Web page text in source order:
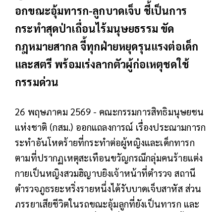
อกขณะอุ้มทารก-ลูกบาดเจ็บ ชี้เป็นการ
กระทำสุดป่าเถื่อนไร้มนุษยธรรม ขัด
กฎหมายสากล จี้ทุกฝ่ายหยุดรุนแรงต่อเด็ก
และสตรี พร้อมเร่งลากตัวผู้ก่อเหตุชดใช้
กรรมด่วน
26 พฤษภาคม 2569 - คณะกรรมการสิทธิมนุษยชน
แห่งชาติ (กสม.) ออกแถลงการณ์ เรื่องประณามการก
ระทำอันโหดร้ายที่กระทำต่อผู้หญิงและเด็กทารก
ตามที่ปรากฏเหตุสะเทือนขวัญกรณีกลุ่มคนร้ายแต่ง
กายเป็นหญิงสวมฮิญาบยิงเจ้าหน้าที่ตำรวจ สถานี
ตำรวจภูธรยะหริ่งรายหนึ่งได้รับบาดเจ็บสาหัส ส่วน
ภรรยาเสียชีวิตในรถขณะอุ้มลูกที่ยังเป็นทารก และ